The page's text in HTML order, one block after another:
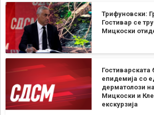
Трифуновски:
Гостивар се
Мицкоски
епидемија со
дерматолози
Мицкоски и
екскурзија